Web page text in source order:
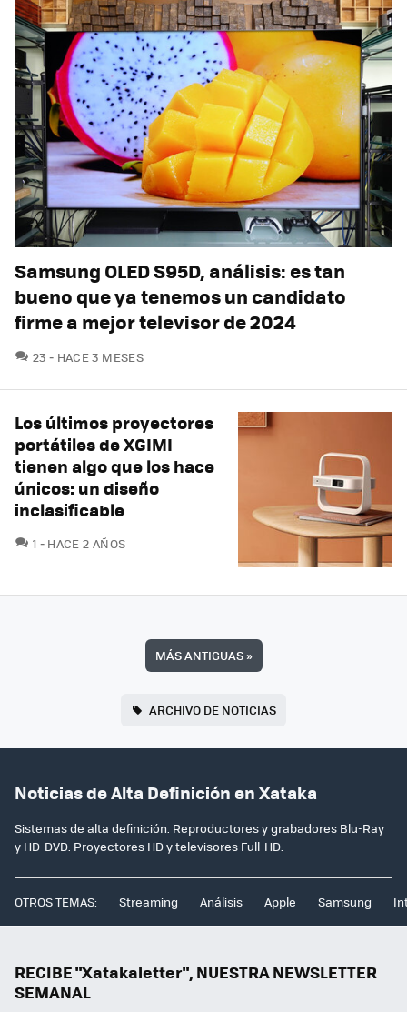
Samsung OLED S95D, análisis: es tan
bueno que ya tenemos un candidato
firme a mejor televisor de 2024
23 COMENTARIOS
HACE 3 MESES
Los últimos proyectores
portátiles de XGIMI
tienen algo que los hace
únicos: un diseño
inclasificable
1 COMENTARIOS
HACE 2 AÑOS
MÁS ANTIGUAS»
ARCHIVO DE NOTICIAS
Noticias de Alta Definición en Xataka
Sistemas de alta definición. Reproductores y grabadores Blu-Ray
y HD-DVD. Proyectores HD y televisores Full-HD.
OTROS TEMAS: Streaming Análisis Apple Samsung
RECIBE "Xatakaletter", NUESTRA NEWSLETTER
SEMANAL